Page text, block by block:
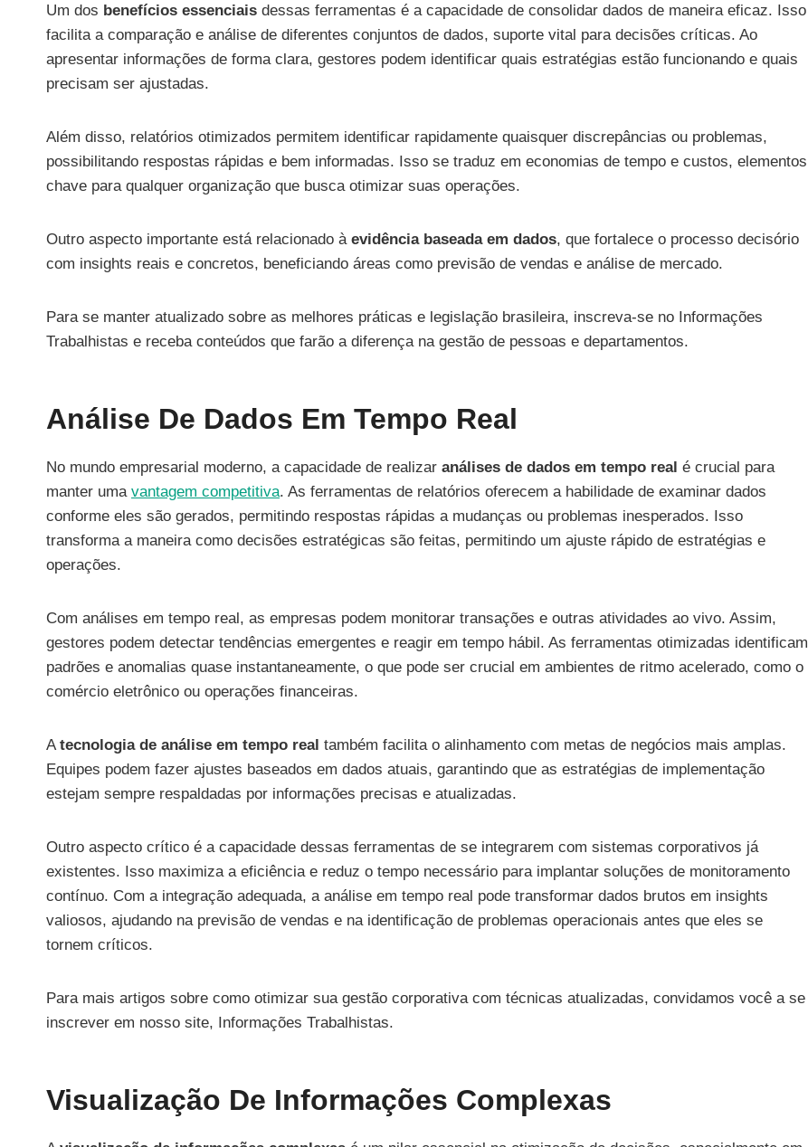
Um dos benefícios essenciais dessas ferramentas é a capacidade de consolidar dados de maneira eficaz. Isso
facilita a comparação e análise de diferentes conjuntos de dados, suporte vital para decisões críticas. Ao
apresentar informações de forma clara, gestores podem identificar quais estratégias estão funcionando e quais
precisam ser ajustadas.
Além disso, relatórios otimizados permitem identificar rapidamente quaisquer discrepâncias ou problemas,
possibilitando respostas rápidas e bem informadas. Isso se traduz em economias de tempo e custos, elementos
chave para qualquer organização que busca otimizar suas operações.
Outro aspecto importante está relacionado à evidência baseada em dados, que fortalece o processo decisório
com insights reais e concretos, beneficiando áreas como previsão de vendas e análise de mercado.
Para se manter atualizado sobre as melhores práticas e legislação brasileira, inscreva-se no Informações
Trabalhistas e receba conteúdos que farão a diferença na gestão de pessoas e departamentos.
Análise De Dados Em Tempo Real
No mundo empresarial moderno, a capacidade de realizar análises de dados em tempo real é crucial para
manter uma vantagem competitiva. As ferramentas de relatórios oferecem a habilidade de examinar dados
conforme eles são gerados, permitindo respostas rápidas a mudanças ou problemas inesperados. Isso
transforma a maneira como decisões estratégicas são feitas, permitindo um ajuste rápido de estratégias e
operações.
Com análises em tempo real, as empresas podem monitorar transações e outras atividades ao vivo. Assim,
gestores podem detectar tendências emergentes e reagir em tempo hábil. As ferramentas otimizadas identificam
padrões e anomalias quase instantaneamente, o que pode ser crucial em ambientes de ritmo acelerado, como o
comércio eletrônico ou operações financeiras.
A tecnologia de análise em tempo real também facilita o alinhamento com metas de negócios mais amplas.
Equipes podem fazer ajustes baseados em dados atuais, garantindo que as estratégias de implementação
estejam sempre respaldadas por informações precisas e atualizadas.
Outro aspecto crítico é a capacidade dessas ferramentas de se integrarem com sistemas corporativos já
existentes. Isso maximiza a eficiência e reduz o tempo necessário para implantar soluções de monitoramento
contínuo. Com a integração adequada, a análise em tempo real pode transformar dados brutos em insights
valiosos, ajudando na previsão de vendas e na identificação de problemas operacionais antes que eles se
tornem críticos.
Para mais artigos sobre como otimizar sua gestão corporativa com técnicas atualizadas, convidamos você a se
inscrever em nosso site, Informações Trabalhistas.
Visualização De Informações Complexas